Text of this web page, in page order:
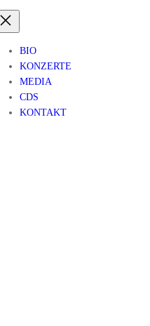
BIO
KONZERTE
MEDIA
CDS
KONTAKT